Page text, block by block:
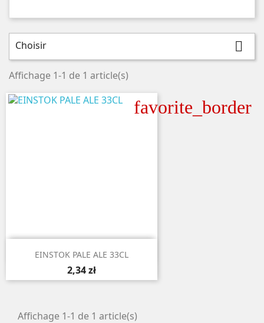
Choisir 
Affichage 1-1 de 1 article(s)
favorite_border
 Aperçu rapide
EINSTOK PALE ALE 33CL
2,34 zł
Affichage 1-1 de 1 article(s)